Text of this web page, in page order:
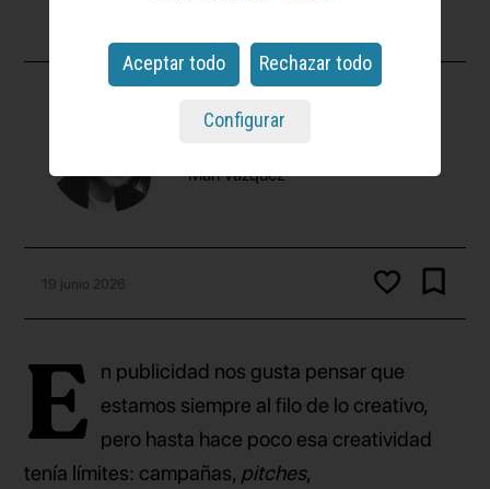
Mari Vázquez
19 junio 2026
E n publicidad nos gusta pensar que
estamos siempre al filo de lo creativo,
pero hasta hace poco esa creatividad
tenía límites: campañas, pitches,
Aceptar todo Rechazar todo
Configurar